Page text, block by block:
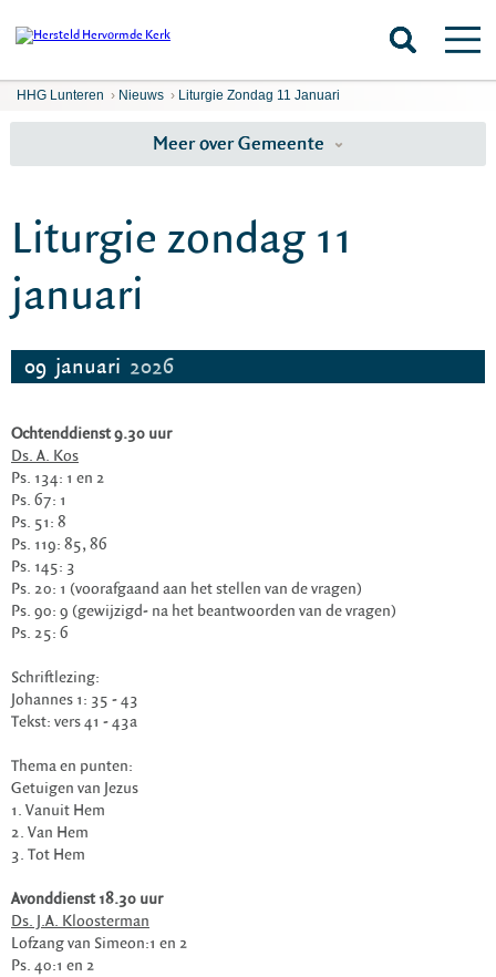
HHG Lunteren › Nieuws › Liturgie Zondag 11 Januari
Meer over Gemeente
Liturgie zondag 11
januari
09 januari 2026
Ochtenddienst 9.30 uur
Ds. A. Kos
Ps. 134: 1 en 2
Ps. 67: 1
Ps. 51: 8
Ps. 119: 85, 86
Ps. 145: 3
Ps. 20: 1 (voorafgaand aan het stellen van de vragen)
Ps. 90: 9 (gewijzigd- na het beantwoorden van de vragen)
Ps. 25: 6
Schriftlezing:
Johannes 1: 35 - 43
Tekst: vers 41 - 43a
Thema en punten:
Getuigen van Jezus
1. Vanuit Hem
2. ⁠Van Hem
3. ⁠Tot Hem
Avonddienst 18.30 uur
Ds. J.A. Kloosterman
Lofzang van Simeon:1 en 2
Ps. 40:1 en 2